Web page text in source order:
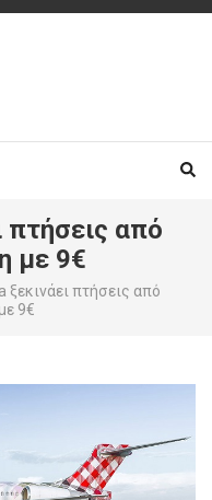
πτήσεις από
με 9€
ξεκινάει πτήσεις από
9€